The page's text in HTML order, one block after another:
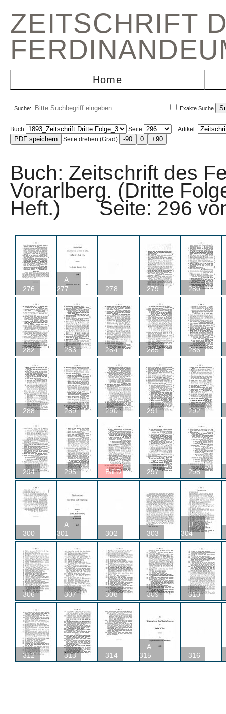
ZEITSCHRIFT
Home
Suche: Exakte Suche
Buch Seite
Artikel:
Seite drehen (Grad):
Buch: Zeitschrift des
Vorarlberg. (Dritte
Heft.) Seite: 296
276
A
277
278 279 280
282 283 284 285 286
288 289 290 291 292
294 295 BILD 297 298
300
A
301
302 303
U
304
306 307 308 309 310
312 313 314
A
315
316